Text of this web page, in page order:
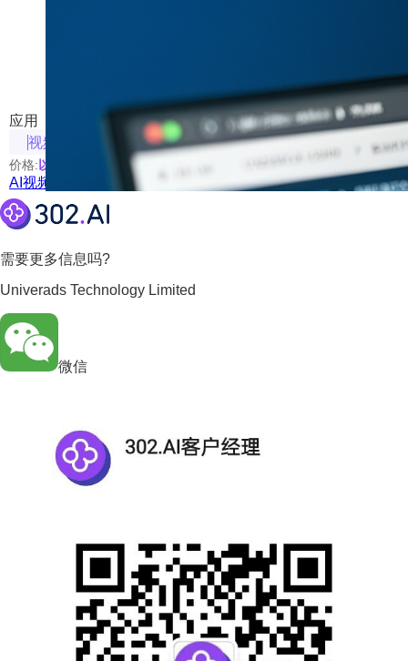
输入关键词，AI自动寻找并合成视频素材
应用
视频相关
价格: 以具体使用的模型为准
AI视频素材创意站
需要更多信息吗?
Univerads Technology Limited
微信